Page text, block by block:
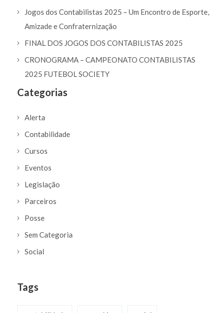
Jogos dos Contabilistas 2025 – Um Encontro de Esporte,
Amizade e Confraternização
FINAL DOS JOGOS DOS CONTABILISTAS 2025
CRONOGRAMA – CAMPEONATO CONTABILISTAS
2025 FUTEBOL SOCIETY
Categorias
Alerta
Contabilidade
Cursos
Eventos
Legislação
Parceiros
Posse
Sem Categoria
Social
Tags